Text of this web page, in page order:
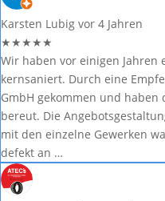
Karsten Lubig vor 4 Jahren
★★★★★
Wir haben vor einigen Jahren
kernsaniert. Durch eine
GmbH gekommen und
bereut. Die
mit den einzelne Gewerken
defekt an …